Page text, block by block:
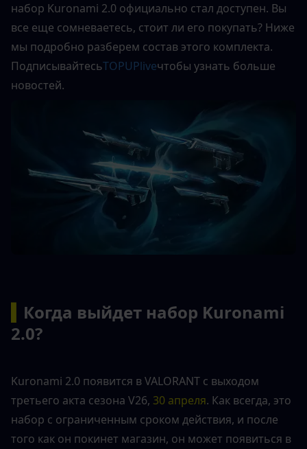
набор Kuronami 2.0 официально стал доступен. Вы
все еще сомневаетесь, стоит ли его покупать? Ниже
мы подробно разберем состав этого комплекта.
ПодписывайтесьTOPUPliveчтобы узнать больше
новостей.
Когда выйдет набор Kuronami
2.0?
Kuronami 2.0 появится в VALORANT с выходом
третьего акта сезона V26, 30 апреля. Как всегда, это
набор с ограниченным сроком действия, и после
того как он покинет магазин, он может появиться в